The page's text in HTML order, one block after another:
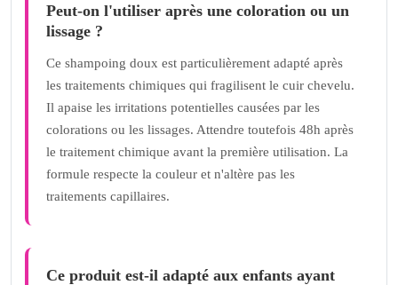
Peut-on l'utiliser après une coloration ou un
lissage ?
Ce shampoing doux est particulièrement adapté après
les traitements chimiques qui fragilisent le cuir chevelu.
Il apaise les irritations potentielles causées par les
colorations ou les lissages. Attendre toutefois 48h après
le traitement chimique avant la première utilisation. La
formule respecte la couleur et n'altère pas les
traitements capillaires.
Ce produit est-il adapté aux enfants ayant